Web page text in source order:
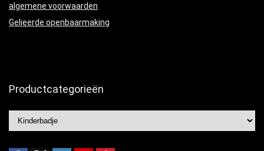
algemene voorwaarden
Gelieerde openbaarmaking
Productcategorieën